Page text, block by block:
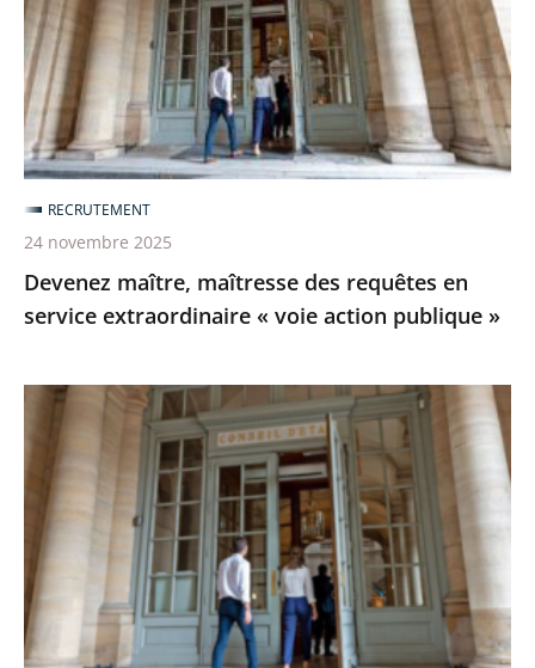
requêtes
en
service
extraordinaire
«
voie
action
publique
»
Devenez maître, maîtresse des requêtes en
service extraordinaire « voie action publique »
RECRUTEMENT
24 novembre 2025
[Revoir]
webinaire
sur
recrutement
de
maîtresses